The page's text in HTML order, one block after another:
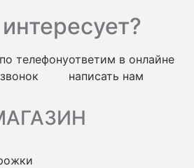
телефонуответим в онлайне
написать нам